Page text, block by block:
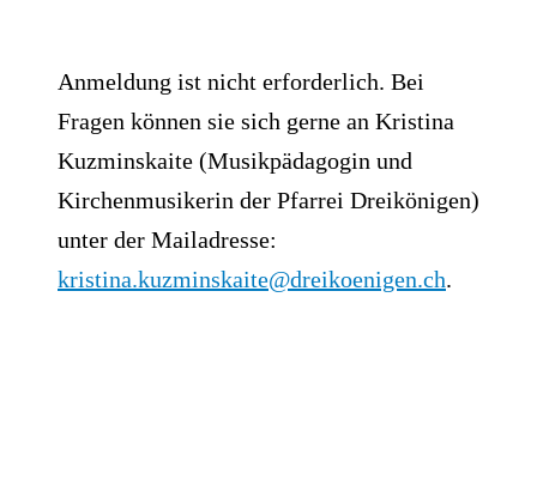
Anmeldung ist nicht erforderlich. Bei
Fragen können sie sich gerne an Kristina
Kuzminskaite (Musikpädagogin und
Kirchenmusikerin der Pfarrei Dreikönigen)
unter der Mailadresse:
kristina.kuzminskaite@dreikoenigen.ch.